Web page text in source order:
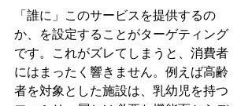
「誰に」このサービスを提供するの
か、を設定することがターゲティング
です。これがズレてしまうと、消費者
にはまったく響きません。例えば高齢
者を対象とした施設は、乳幼児を持つ